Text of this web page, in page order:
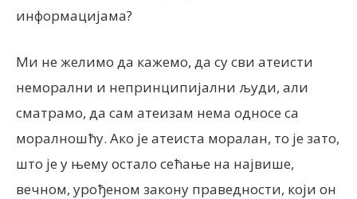
информацијама?
Ми не желимо да кажемо, да су сви атеисти
неморални и непринципијални људи, али
сматрамо, да сам атеизам нема односе са
моралношћу. Ако је атеиста моралан, то је зато,
што је у њему остало сећање на највише,
вечном, урођеном закону праведности, који он